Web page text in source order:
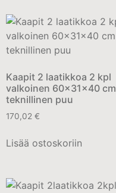
Kaapit 2 laatikkoa 2 kpl
valkoinen 60x31x40 cm
teknillinen puu
170,02 €
Lisää ostoskoriin